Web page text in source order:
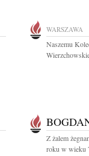
WARSZAWA
Naszemu
Z żalem
roku w wieku